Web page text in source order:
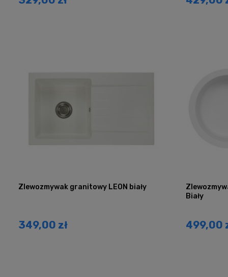
Zlewozmywak granitowy LEON biały
349,00 zł
Biały
499,00